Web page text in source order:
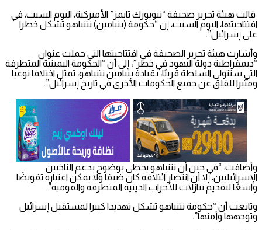
قالت هيئة تحرير صحيفة “نيويورك تايمز” الأميركية، اليوم السبت، في
افتتاحيتها، اليوم السبت، إن “حكومة (بنيامين) نتنياهو تشكل خطرا
على إسرائيل”.
وأشارت هيئة تحرير الصحيفة في افتتاحيتها التي حملت عنوان
“ديمقراطية دولة اليهود في خطر”، إلى أن “الحكومة اليمينية المتطرفة
التي ستتولى السلطة قريبًا، بقيادة بنيامين نتنياهو، تمثل اختلافا نوعيا
ومثيرا للقلق عن جميع الحكومات الأخرى في تاريخ إسرائيل”.
وأضافت: “في حين أن نتنياهو يحظى بوضوح بدعم الناخبين
الإسرائيليين، إلا أن انتصار ائتلافه كان ضيقا ولا يمكن اعتباره تفويضًا
واسعًا لتقديم تنازلات للأحزاب الدينية المتطرفة والقومية”.
وتابعت أن “حكومة نتنياهو تشكل تهديدا كبيرا لمستقبل إسرائيل
وتوجهها وأمنها”.